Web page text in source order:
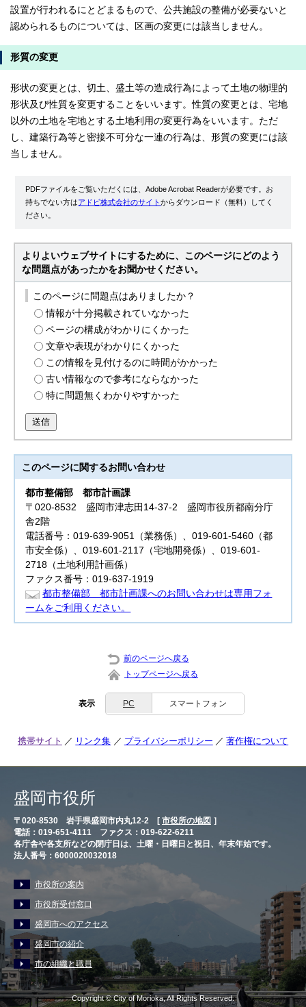
設置が行われるにとどまるもので、公共施設の整備が必要ないと
認められるものについては、区画の変更には該当しません。
形質の変更
形状の変更とは、切土、盛土等の造成行為によって土地の物理的
形状及び性質を変更することをいいます。性質の変更とは、宅地
以外の土地を宅地とする土地利用の変更行為をいいます。ただ
し、建築行為等と密接不可分な一連の行為は、形質の変更には該
当しません。
PDFファイルをご覧いただくには、Adobe Acrobat Readerが必要です。お
持ちでない方はアドビ株式会社のサイトからダウンロード（無料）してく
ださい。
よりよいウェブサイトにするために、このページにどのよう
な問題点があったかをお聞かせください。
このページに問題点はありましたか？
情報が十分掲載されていなかった
ページの構成がわかりにくかった
文章や表現がわかりにくかった
この情報を見付けるのに時間がかかった
古い情報なので参考にならなかった
特に問題無くわかりやすかった
送信
このページに関するお問い合わせ
都市整備部都市計画課
〒020-8532 盛岡市津志田14-37-2 盛岡市役所都南分庁
舎2階
電話番号：019-639-9051（業務係）、019-601-5460（都
市安全係）、019-601-2117（宅地開発係）、019-601-
2718（土地利用計画係）
ファクス番号：019-637-1919
都市整備部 都市計画課へのお問い合わせは専用フォ
ームをご利用ください。
前のページへ戻る
トップページへ戻る
表示 PC スマートフォン
携帯サイト リンク集 プライバシーポリシー 著作権について
盛岡市役所
〒020-8530 岩手県盛岡市内丸12-2 [ 市役所の地図 ］
電話：019-651-4111 ファクス：019-622-6211
各庁舎や各支所などの閉庁日は、土曜・日曜日と祝日、年末年始です。
法人番号：6000020032018
市役所の案内
市役所受付窓口
盛岡市へのアクセス
盛岡市の紹介
市の組織と職員
Copyright © City of Morioka, All Rights Reserved.